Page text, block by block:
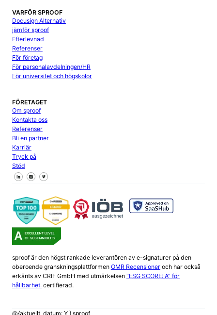
VARFÖR SPROOF
Docusign Alternativ
jämför sproof
Efterlevnad
Referenser
För företag
För personalavdelningen/HR
För universitet och högskolor
FÖRETAGET
Om sproof
Kontakta oss
Referenser
Bli en partner
Karriär
Tryck på
Stöd
Följ oss på Facebook
Följ oss på X
Följ oss på LinkedIn
sproof är den högst rankade leverantören av e-signaturer på den
oberoende granskningsplattformen OMR Recensioneroch har också
erkänts av CRIF GmbH med utmärkelsen "ESG SCORE: A" för
hållbarhet. certifierad.
@{aktuellt_datum: Y } sproof